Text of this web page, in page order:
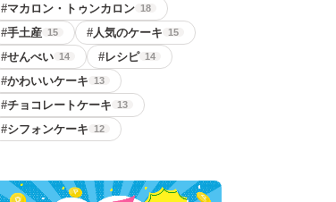
#マカロン・トゥンカロン 18
#手土産 15 # 人気のケーキ 15
#せんべい 14 #レシピ 14
#かわいいケーキ 13
#チョコレートケーキ 13
#シフォンケーキ 12